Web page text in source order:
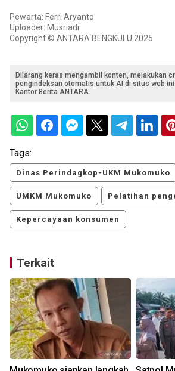
Pewarta: Ferri Aryanto
Uploader: Musriadi
Copyright © ANTARA BENGKULU 2025
Dilarang keras mengambil konten, melakukan
pengindeksan otomatis untuk AI di situs web
Kantor Berita ANTARA.
Tags:
Dinas Perindagkop-UKM Mukomuko
UMKM Mukomuko Pelatihan
Kepercayaan konsumen
Terkait